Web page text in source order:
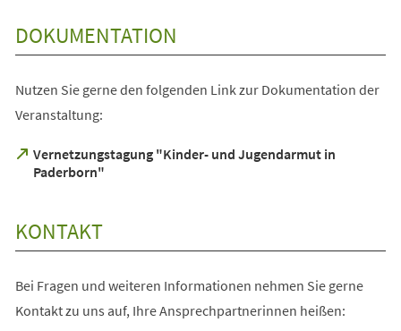
DOKUMENTATION
Nutzen Sie gerne den folgenden Link zur Dokumentation der
Veranstaltung:
Vernetzungstagung "Kinder- und Jugendarmut in
Paderborn"
(Öffnet
neuen
Tab)
KONTAKT
Bei Fragen und weiteren Informationen nehmen Sie gerne
Kontakt zu uns auf, Ihre Ansprechpartnerinnen heißen: